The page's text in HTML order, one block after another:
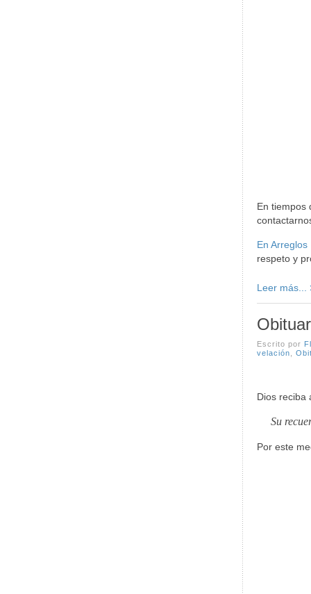
En tiempos
En
respeto y
Leer más...
Escrito por
velación
Dios reciba
Su
Por este